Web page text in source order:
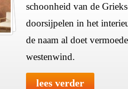
schoonheid van de
doorsijpelen in het
de naam al doet
westenwind.
lees verder